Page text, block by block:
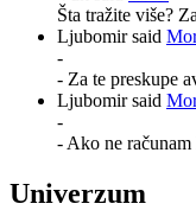
Šta tražite više?
Ljubomir said
-
- Za te preskupe
Ljubomir said
-
- Ako ne
Univerzum